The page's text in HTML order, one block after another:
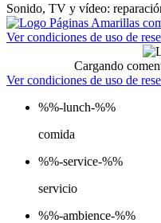
Sonido, TV y vídeo:
Ver condiciones de uso de
Cargando
Ver condiciones de uso de
%%-lunch-%%
comida
%%-service-%%
servicio
%%-ambience-%%